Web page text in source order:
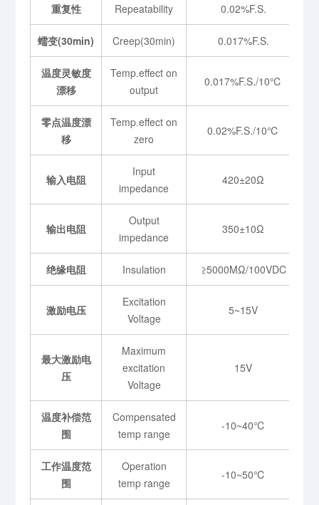
重复性 Repeatability 0.02%F.S.
蠕变(30min) Creep(30min) 0.017%F.S.
温度灵敏度
漂移
Temp.effect on
output
0.017%F.S./10℃
零点温度漂
移
Temp.effect on
zero
0.02%F.S./10℃
输入电阻
Input
impedance
420±20Ω
输出电阻
Output
impedance
350±10Ω
绝缘电阻 Insulation ≥5000MΩ/100VDC
激励电压
Excitation
Voltage
5~15V
最大激励电
压
Maximum
excitation
Voltage
15V
温度补偿范
围
Compensated
temp range
-10~40℃
工作温度范
围
Operation
temp range
-10~50℃